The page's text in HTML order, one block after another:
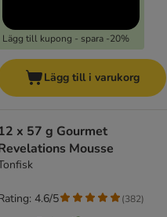
Lägg till kupong - spara -20%
Lägg till i varukorg
x 57 g Gourmet
Mousse
4.6/5 (382)